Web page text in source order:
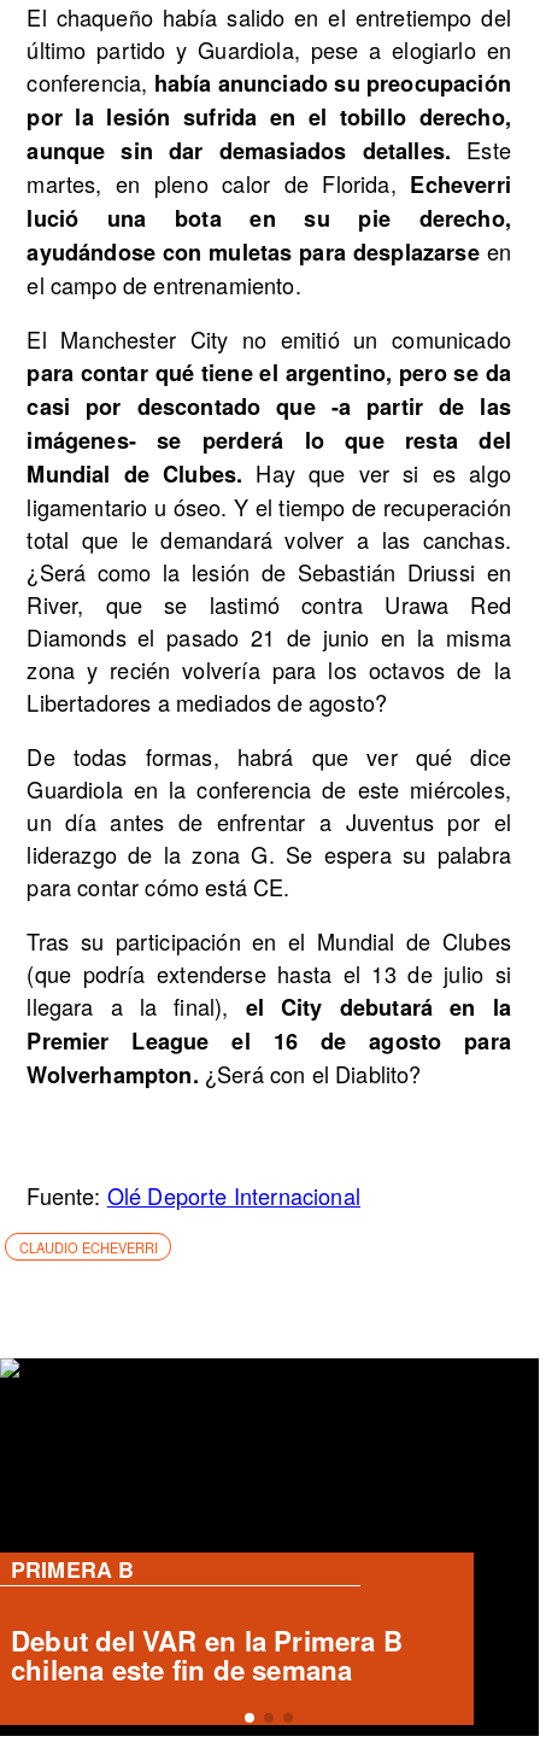
El chaqueño había salido en el entretiempo del
último partido y Guardiola, pese a elogiarlo en
conferencia, había anunciado su preocupación
por la lesión sufrida en el tobillo derecho,
aunque sin dar demasiados detalles. Este
martes, en pleno calor de Florida, Echeverri
lució una bota en su pie derecho,
ayudándose con muletas para desplazarseen
el campo de entrenamiento.
El Manchester City no emitió un comunicado
para contar qué tiene el argentino, pero se da
casi por descontado que -a partir de las
imágenes- se perderá lo que resta del
Mundial de Clubes. Hay que ver si es algo
ligamentario u óseo. Y el tiempo de recuperación
total que le demandará volver a las canchas.
¿Será como la lesión de Sebastián Driussi en
River, que se lastimó contra Urawa Red
Diamonds el pasado 21 de junio en la misma
zona y recién volvería para los octavos de la
Libertadores a mediados de agosto?
De todas formas, habrá que ver qué dice
Guardiola en la conferencia de este miércoles,
un día antes de enfrentar a Juventus por el
liderazgo de la zona G. Se espera su palabra
para contar cómo está CE.
Tras su participación en el Mundial de Clubes
(que podría extenderse hasta el 13 de julio si
llegara a la final), el City debutará en la
Premier League el 16 de agosto para
Wolverhampton. ¿Será con el Diablito?
Fuente: Olé Deporte Internacional
CLAUDIO ECHEVERRI
PRIMERA B
Ronald Fuentes habla sobre caso
Enzo Riquelme y Ángelo Araos